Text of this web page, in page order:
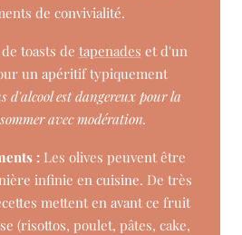
de convivialité.
toasts de tapenades et d'un
un apéritif typiquement
d'alcool est dangereux pour la
avec modération.
: Les olives peuvent être
infinie en cuisine. De très
mettent en avant ce fruit
(risottos, poulet, pâtes, cake,